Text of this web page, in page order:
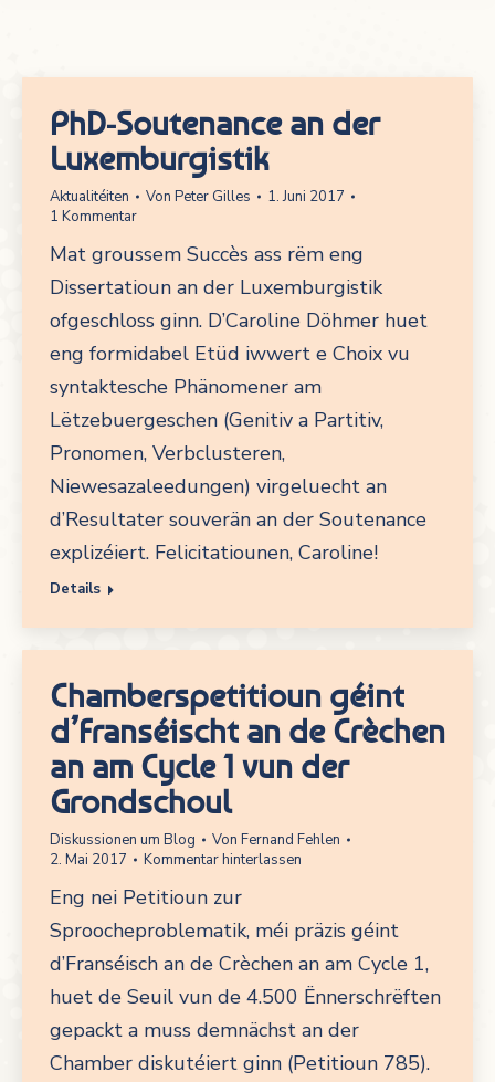
PhD-Soutenance an der
Luxemburgistik
Aktualitéiten Von Peter Gilles
1. Juni 2017
1 Kommentar
Mat groussem Succès ass rëm eng
Dissertatioun an der Luxemburgistik
ofgeschloss ginn. D’Caroline Döhmer huet
eng formidabel Etüd iwwert e Choix vu
syntaktesche Phänomener am
Lëtzebuergeschen (Genitiv a Partitiv,
Pronomen, Verbclusteren,
Niewesazaleedungen) virgeluecht an
d’Resultater souverän an der Soutenance
explizéiert. Felicitatiounen, Caroline!
Details
Chamberspetitioun géint
d’Franséischt an de Crèchen
an am Cycle 1 vun der
Grondschoul
Diskussionen um Blog Von Fernand Fehlen
2. Mai 2017
Kommentar hinterlassen
Eng nei Petitioun zur
Sproocheproblematik, méi präzis géint
d’Franséisch an de Crèchen an am Cycle 1,
huet de Seuil vun de 4.500 Ënnerschrëften
gepackt a muss demnächst an der
Chamber diskutéiert ginn (Petitioun 785).